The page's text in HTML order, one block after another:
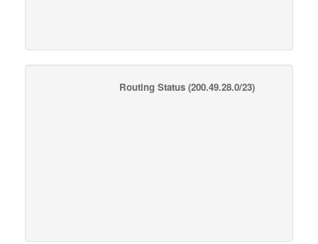
Routing Status (200.49.28.0/23)